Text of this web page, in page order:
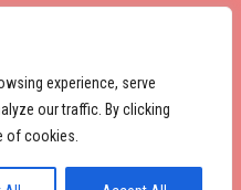
experience, serve
our traffic. By clicking
of cookies.